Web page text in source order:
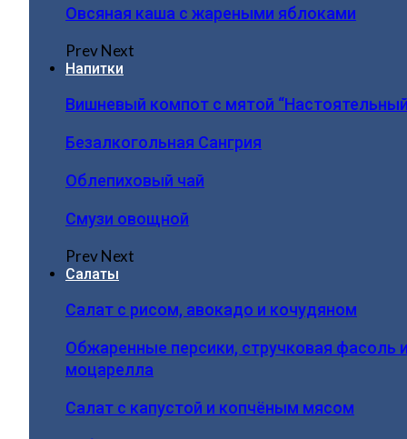
Овсяная каша с жареными яблоками
PrevNext
Напитки
Вишневый компот с мятой
Безалкогольная Сангрия
Облепиховый чай
Смузи овощной
PrevNext
Салаты
Салат с рисом, авокадо и кочудяном
Обжаренные персики, стручковая фасоль
моцарелла
Салат с капустой и копчёным мясом